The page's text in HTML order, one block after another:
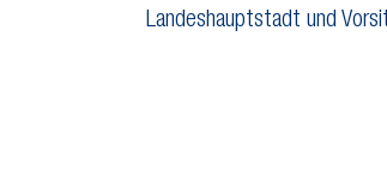
Landeshauptstadt und